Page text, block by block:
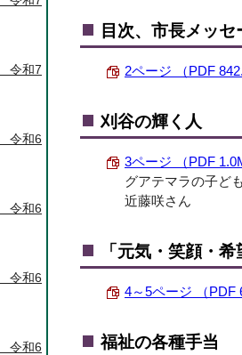
目次、市長メッ
2ページ （PDF
刈谷の輝く人
3ページ （PDF
グアテマラの子ど
近藤咲さん
「元気・笑顔・
4～5ページ （PDF
福祉の各種手当
令和7
令和6
令和6
令和6
令和6